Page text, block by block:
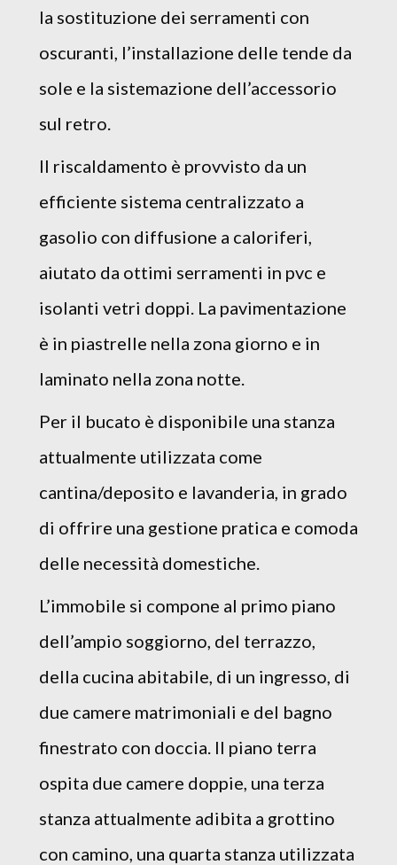
la sostituzione dei serramenti con
oscuranti, l’installazione delle tende da
sole e la sistemazione dell’accessorio
sul retro.
Il riscaldamento è provvisto da un
efficiente sistema centralizzato a
gasolio con diffusione a caloriferi,
aiutato da ottimi serramenti in pvc e
isolanti vetri doppi. La pavimentazione
è in piastrelle nella zona giorno e in
laminato nella zona notte.
Per il bucato è disponibile una stanza
attualmente utilizzata come
cantina/deposito e lavanderia, in grado
di offrire una gestione pratica e comoda
delle necessità domestiche.
L’immobile si compone al primo piano
dell’ampio soggiorno, del terrazzo,
della cucina abitabile, di un ingresso, di
due camere matrimoniali e del bagno
finestrato con doccia. Il piano terra
ospita due camere doppie, una terza
stanza attualmente adibita a grottino
con camino, una quarta stanza utilizzata